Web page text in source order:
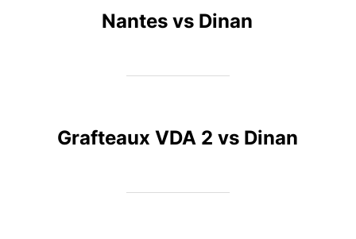
Nantes vs Dinan
Grafteaux VDA 2 vs Dinan